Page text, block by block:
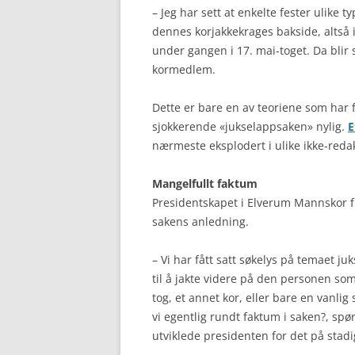
– Jeg har sett at enkelte fester ulike
dennes korjakkekrages bakside,
under gangen i 17. mai-toget. Da
kormedlem.
Dette er bare en av teoriene som
sjokkerende «jukselappsaken» nylig.
nærmeste eksplodert i ulike ikke-
Mangelfullt faktum
Presidentskapet i Elverum Mannskor
sakens anledning.
– Vi har fått satt søkelys på temaet
til å jakte videre på den personen
tog, et annet kor, eller bare en
vi egentlig rundt faktum i saken?,
utviklede presidenten for det på